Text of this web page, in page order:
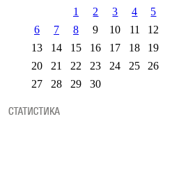
1
2 3 4
5
6
7 8 9 10 11
12
13
14 15 16 17 18
19
20
21 22 23 24 25
26
27
28 29 30